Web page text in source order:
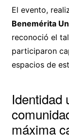
El evento,
Benemérita
reconoció el
participaron
espacios de
Identidad
máxima